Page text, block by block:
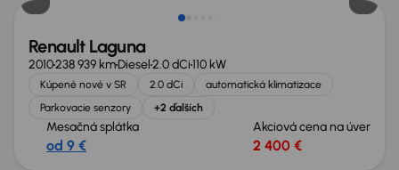
Renault Laguna
2010238 939 kmDiesel2.0 dCi110 kW
Kúpené nové v SR 2.0 dCi
automatická klimatizace
Parkovacie senzory
+2 ďalších
Mesačná splátka
od 9 €
Akciová cena na úver
2 400 €